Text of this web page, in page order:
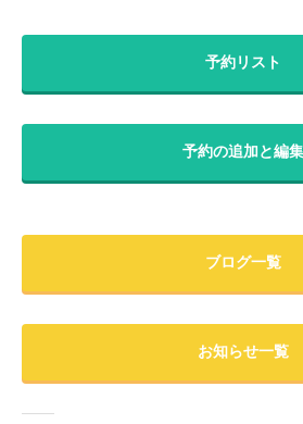
予約リスト
予約の追加と編集
ブログ一覧
お知らせ一覧